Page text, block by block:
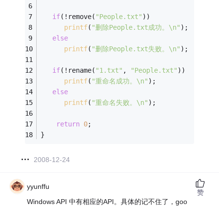
if(!remove( "People.txt" ))
printf( "删除People.txt成功。\n" );
else
printf( "删除People.txt失败。\n" );
if(!rename( "1.txt" , "People.txt" ))
printf( "重命名成功。\n" );
else
printf( "重命名失败。\n" );
return 0;
}
2008-12-24
yyunffu
Windows API 中有相应的API。具体的记不住了，goo
赞